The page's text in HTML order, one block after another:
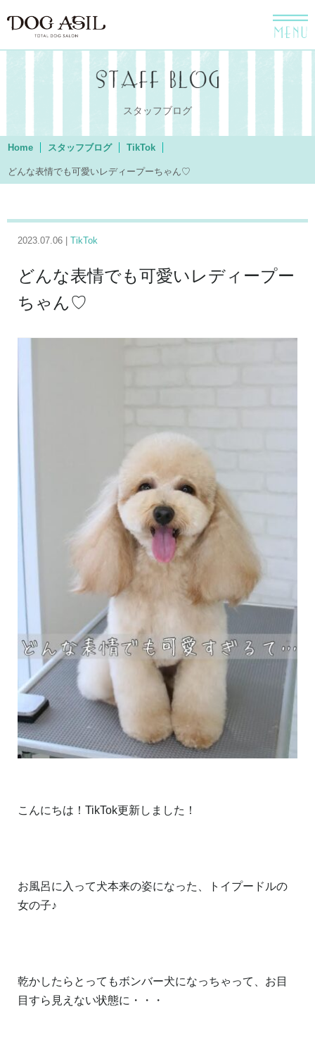
menu
スタッフブログ
Home スタッフブログ TikTok
どんな表情でも可愛いレディープーちゃん♡
2023.07.06 | TikTok
どんな表情でも可愛いレディープー
ちゃん♡
こんにちは！TikTok更新しました！
お風呂に入って犬本来の姿になった、トイプードルの
女の子♪
乾かしたらとってもボンバー犬になっちゃって、お目
目すら見えない状態に・・・